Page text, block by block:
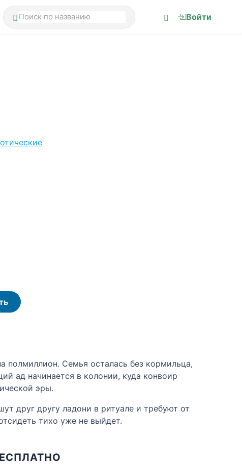
Войти
полмиллион. Семья осталась без кормильца,
ад начинается в колонии, куда конвоир
эры.
друг другу ладони в ритуале и требуют от
тихо уже не выйдет.